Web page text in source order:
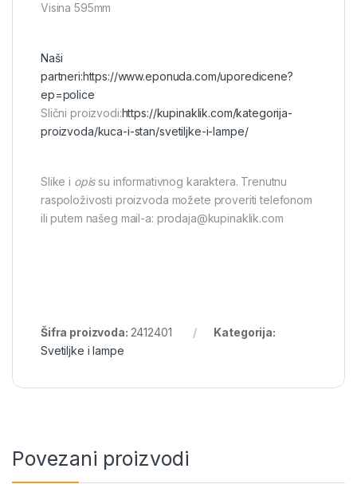
Visina 595mm
Naši
partneri:https://www.eponuda.com/uporedicene?
ep=police
Slični proizvodi:https://kupinaklik.com/kategorija-
proizvoda/kuca-i-stan/svetiljke-i-lampe/
Slike i opissu informativnog karaktera. Trenutnu
raspoloživosti proizvoda možete proveriti telefonom
ili putem našeg mail-a: prodaja@kupinaklik.com
Šifra proizvoda: 2412401
Kategorija:
Svetiljke i lampe
Povezani proizvodi